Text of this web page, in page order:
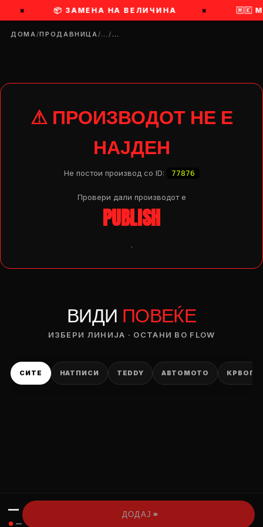
× 📦 ЗАМЕНА НА ВЕЛИЧИНА × 🇲🇰
ДОМА/ПРОДАВНИЦА/…/…
⚠ ПРОИЗВОДОТ НЕ Е
НАЈДЕН
Не постои производ со ID: 77876
Провери дали производот e
PUBLISH
.
ВИДИ ПОВЕЌЕ
ИЗБЕРИ ЛИНИЈА · ОСТАНИ ВО FLOW
СИТЕ НАТПИСИ TEDDY АВТОМОТО
—
● —
ДОДАЈ ›››